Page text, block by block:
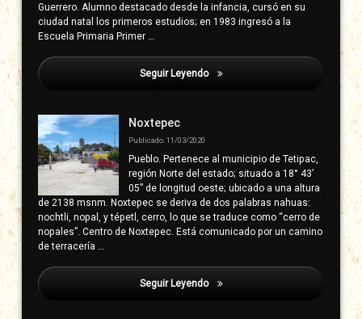
Guerrero. Alumno destacado desde la infancia, cursó en su
ciudad natal los primeros estudios; en 1983 ingresó a la
Escuela Primaria Primer …
Seguir Leyendo Acevedo, José María
Noxtepec
Publicado: 11/03/2020
Pueblo. Pertenece al municipio de Tetipac,
región Norte del estado; situado a 18° 43’
05” de longitud oeste; ubicado a una altura
de 2138 msnm. Noxtepec se deriva de dos palabras nahuas:
nochtli, nopal, y tépetl, cerro, lo que se traduce como “cerro de
nopales”. Centro de Noxtepec. Está comunicado por un camino
de terracería …
Seguir Leyendo Acevedo, José María